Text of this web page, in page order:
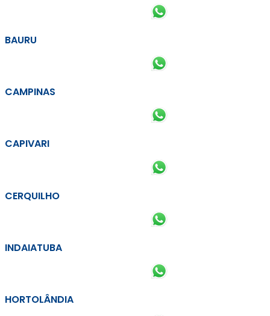
BAURU
CAMPINAS
CAPIVARI
CERQUILHO
INDAIATUBA
HORTOLÂNDIA